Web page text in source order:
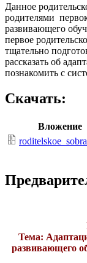
Данное
родителями
развивающего
первое
тщательно
рассказать об
познакомить с
Скачать:
Вложение
Тема:
развивающего